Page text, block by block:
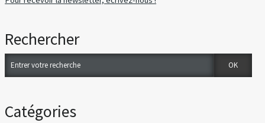
Rechercher
Catégories